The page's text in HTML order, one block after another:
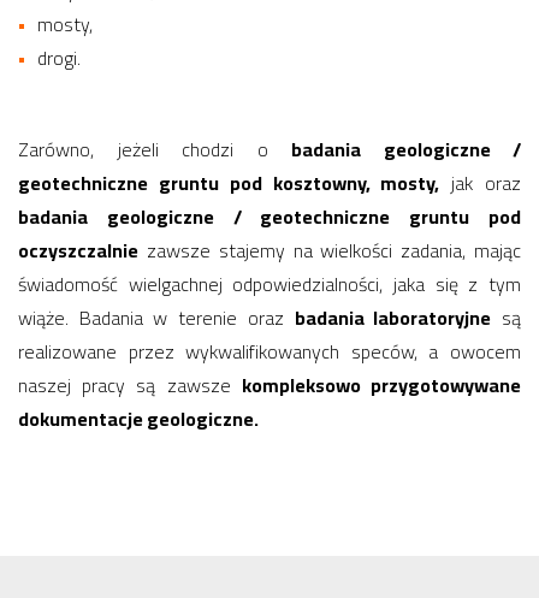
mosty,
drogi.
Zarówno, jeżeli chodzi o badania geologiczne /
geotechniczne gruntu pod kosztowny, mosty, jak oraz
badania geologiczne / geotechniczne gruntu pod
oczyszczalnie zawsze stajemy na wielkości zadania, mając
świadomość wielgachnej odpowiedzialności, jaka się z tym
wiąże. Badania w terenie oraz badania laboratoryjne są
realizowane przez wykwalifikowanych speców, a owocem
naszej pracy są zawsze kompleksowo przygotowywane
dokumentacje geologiczne.